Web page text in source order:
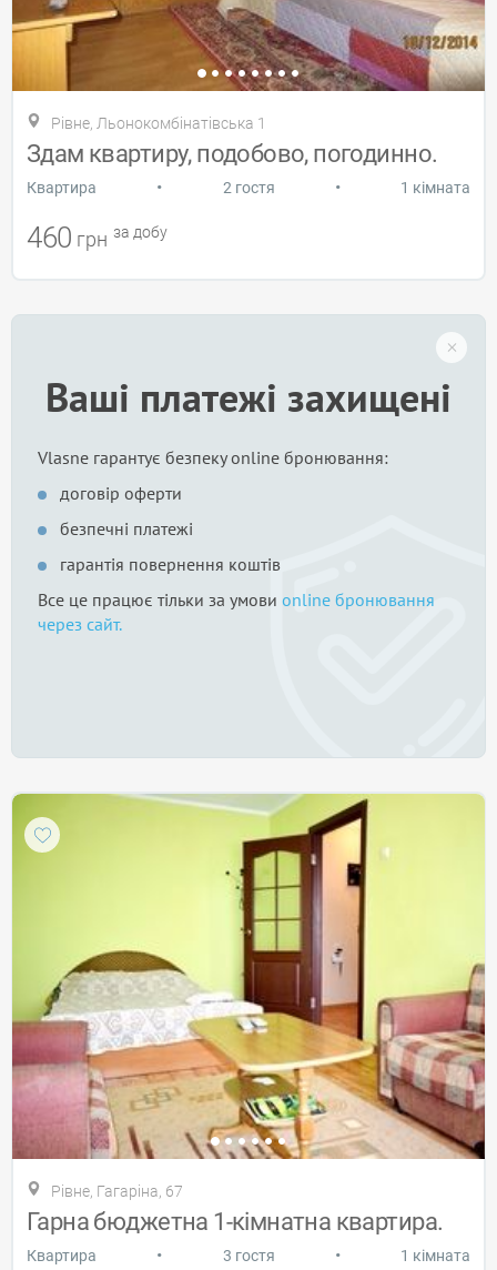
Рівне, Льонокомбінатівська 1
Здам квартиру, подобово, погодинно.
Квартира • 2 гостя • 1 кімната
460 грн за добу
Ваші платежі захищені
Vlasne гарантує безпеку online бронювання:
договір оферти
безпечні платежі
гарантія повернення коштів
Все це працює тільки за умови online бронювання
через сайт.
Рівне, Гагаріна, 67
Гарна бюджетна 1-кімнатна квартира.
Квартира • 3 гостя • 1 кімната